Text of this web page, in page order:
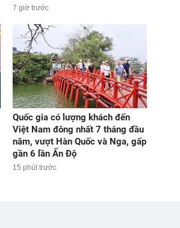
7 giờ trước
Quốc gia có lượng khách đến
Việt Nam đông nhất 7 tháng đầu
năm, vượt Hàn Quốc và Nga, gấp
gần 6 lần Ấn Độ
15 phút trước